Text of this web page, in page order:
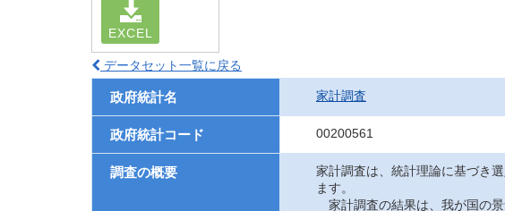
EXCEL
データセット一覧に戻る
政府統計名 家計調査
政府統計コード 00200561
調査の概要
家計調査は、統計理論に基づき
ます。
家計調査の結果は、我が国の